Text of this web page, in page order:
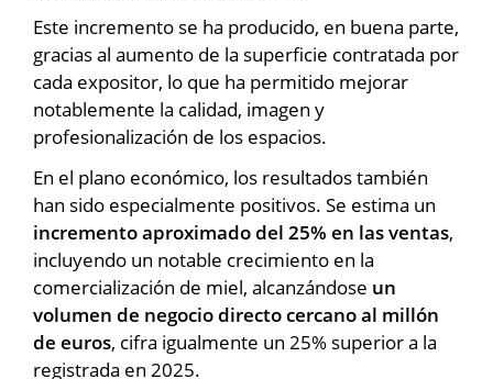
Este incremento se ha producido, en buena parte,
gracias al aumento de la superficie contratada por
cada expositor, lo que ha permitido mejorar
notablemente la calidad, imagen y
profesionalización de los espacios.
En el plano económico, los resultados también
han sido especialmente positivos. Se estima un
incremento aproximado del 25% en las ventas,
incluyendo un notable crecimiento en la
comercialización de miel, alcanzándose un
volumen de negocio directo cercano al millón
de euros, cifra igualmente un 25% superior a la
registrada en 2025.